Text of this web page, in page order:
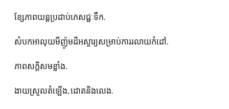
ខ្សែភាពយន្តប្រដាប់ភេសជ្ជៈទឹក.
សំបកអាលុយមីញ៉ូមដ៏អស្ចារ្យសម្រាប់ការរលាយកំដៅ.
ភាពសក្ដិសមខ្លាំង.
ងាយស្រួលតំឡើង, ដោតនិងលេង.